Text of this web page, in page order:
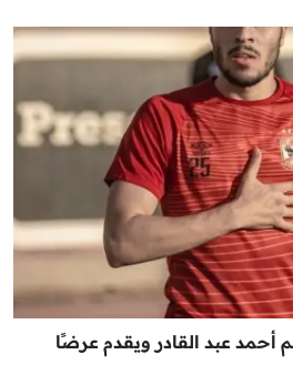
أحمد عبد القادر ويقدم عرضًا